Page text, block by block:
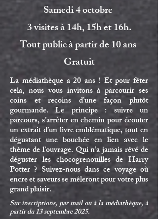
Samedi 4 octobre
3 visites à 14h, 15h et 16h.
Tout public à partir de 10 ans
Gratuit
La médiathèque a 20 ans ! Et pour fêter
cela, nous vous invitons à parcourir ses
coins et recoins d’une façon plutôt
gourmande. Le principe : suivre un
parcours, s’arrêter en chemin pour écouter
un extrait d’un livre emblématique, tout en
dégustant une bouchée en lien avec le
thème de l’ouvrage. Qui n’a jamais rêvé de
déguster les chocogrenouilles de Harry
Potter ? Suivez-nous dans ce voyage où
encre et saveurs se mêleront pour votre plus
grand plaisir.
Sur inscriptions, par mail ou à la médiathèque, à
partir du 13 septembre 2025.